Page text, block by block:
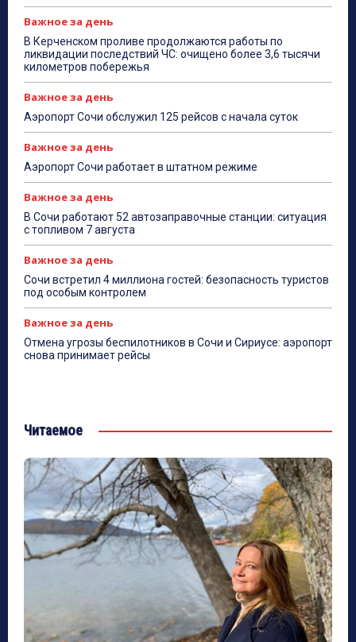
Важное за день
В Керченском проливе продолжаются работы по
ликвидации последствий ЧС: очищено более 3,6 тысячи
километров побережья
Важное за день
Аэропорт Сочи обслужил 125 рейсов с начала суток
Важное за день
Аэропорт Сочи работает в штатном режиме
Важное за день
В Сочи работают 52 автозаправочные станции: ситуация
с топливом 7 августа
Важное за день
Сочи встретил 4 миллиона гостей: безопасность туристов
под особым контролем
Важное за день
Отмена угрозы беспилотников в Сочи и Сириусе: аэропорт
снова принимает рейсы
Читаемое